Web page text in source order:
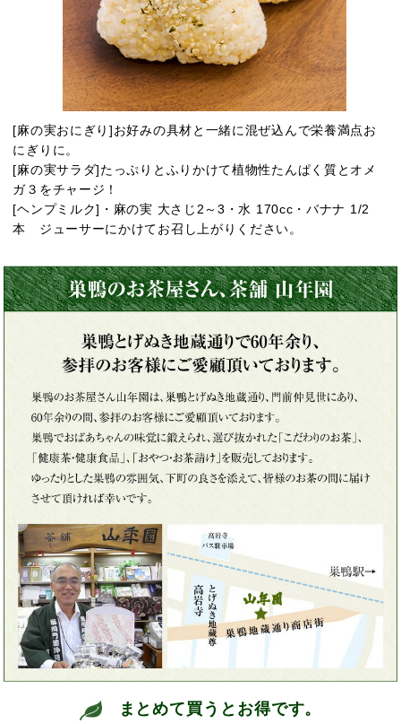
[麻の実おにぎり]お好みの具材と一緒に混ぜ込んで栄養満点お
にぎりに。
[麻の実サラダ]たっぷりとふりかけて植物性たんぱく質とオメ
ガ３をチャージ！
[ヘンプミルク]・麻の実 大さじ2～3・水 170cc・バナナ 1/2
本 ジューサーにかけてお召し上がりください。
まとめて買うとお得です。